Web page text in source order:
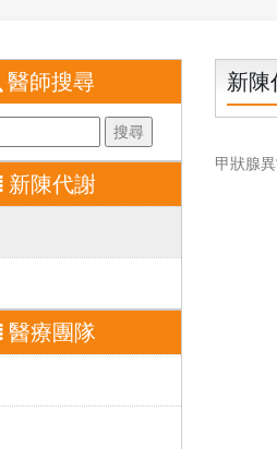
醫師搜尋
新陳代謝
醫療團隊
新陳
甲狀腺